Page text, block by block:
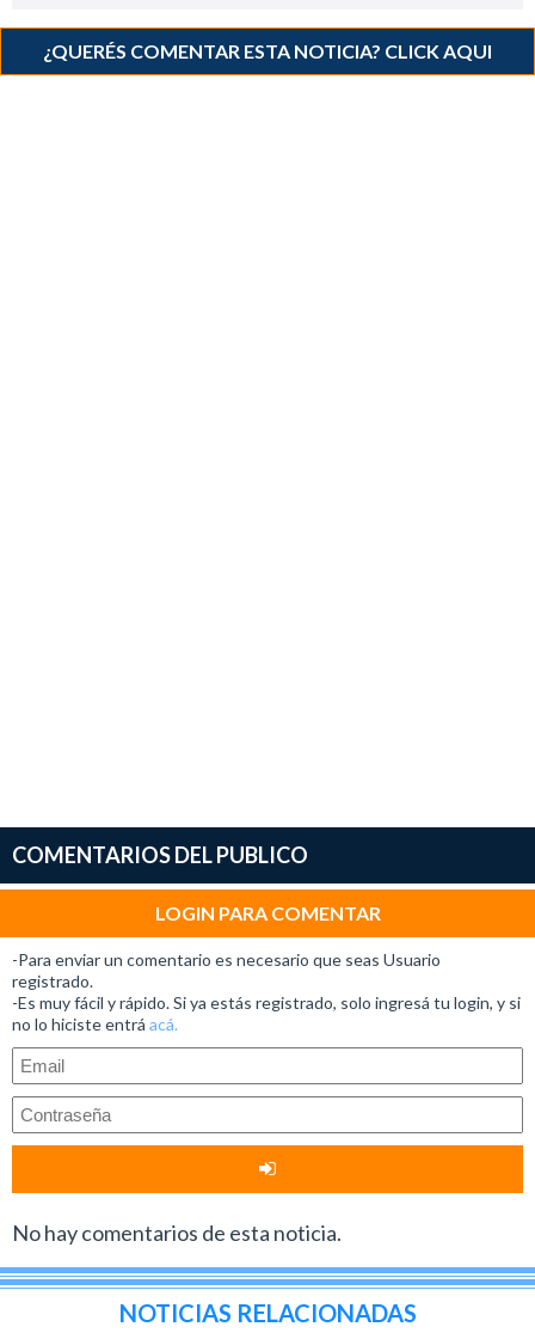
¿QUERÉS COMENTAR ESTA NOTICIA? CLICK AQUI
COMENTARIOS DEL PUBLICO
LOGIN PARA COMENTAR
-Para enviar un comentario es necesario que seas Usuario
registrado.
-Es muy fácil y rápido. Si ya estás registrado, solo ingresá tu login, y si
no lo hiciste entrá acá.
No hay comentarios de esta noticia.
NOTICIAS RELACIONADAS